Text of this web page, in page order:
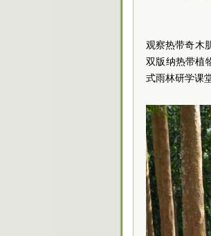
观察热带奇木
双版纳热带植
式雨林研学课